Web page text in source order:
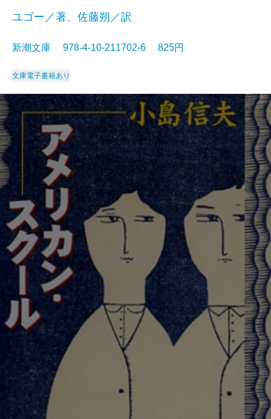
ユゴー／著、佐藤朔／訳
新潮文庫 978-4-10-211702-6 825円
文庫電子書籍あり